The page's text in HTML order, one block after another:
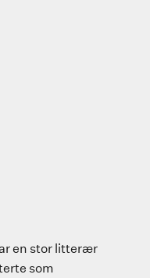
en stor litterær
som